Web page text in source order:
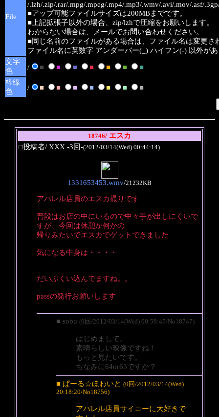
File
/.lzh/.zip/.rar/.mpg/.mpeg/.mp4/.mp3/.wmv/.avi/.mov/.asf/
■アップ可能ファイルサイズは200MBまでです。
■上記拡張子以外の場合、zip/lzhで圧縮をお願いします。
わからない場合は、メールでお問い合わせください。
■同じ名前のファイルがある場合は、ファイル名は変更さ
ファイル名に英数字 アンダーバー(_) ハイフン(-) 以外が
文字
色
/ ■ ■ ■ ■ ■ ■
■
枠線
色
/ ■ ■ ■ ■ ■ ■ ■
18746/ エスカ
□投稿者/ XXX -3回-(2012/03/14(Wed) 00:44:14)
1331653453.wmv/21232KB
アパレル店員のエスカ撮りです
普段はお店の中にいるので中々手が出しにくいで
すが、今回は休憩か何かの
帰りみたいでエスカでゲットできました
気になる中身は・・・・
だいぶくい込んでますね。。
passの発行お願いします
■ sobu (0回/2012/03/14(Wed) 00:59:45/No18747)
はじめまして。
素晴らしい映像ですね！
もっと見たいです。
ちなみに64or63ですか？
■ ぱーる☆ほわいと (0回/2012/03/14(Wed)
20:18:20/No18756)
アパレル店員サイコーに大好きで